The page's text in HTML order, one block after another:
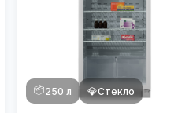
📦250 л 💎Стекло